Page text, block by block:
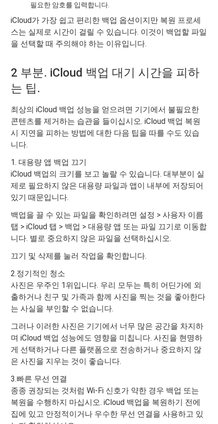
필요한 암호를 입력합니다.
iCloud가 가장 쉽고 편리한 백업 옵션이지만 복원 프로세
스는 실제로 시간이 걸릴 수 있습니다. 이것이 백업할 파일
을 선택할 때 주의해야 하는 이유입니다.
2 부분. iCloud 백업 대기 시간을 피하
는 팁.
최상의 iCloud 백업 성능을 얻으려면 기기에서 불필요한
콘텐츠를 제거하는 습관을 들이십시오. iCloud 백업 복원
시 지연을 피하는 방법에 대한 다음 팁을 따를 수도 있습
니다.
1. 대용량 앱 백업 끄기
iCloud 백업의 크기를 보고 놀랄 수 있습니다. 대부분이 실
제로 필요하지 않은 대용량 파일과 앱이 내부에 저장되어
있기 때문입니다.
백업을 끌 수 있는 파일을 확인하려면 설정 > 사용자 이름
탭 > iCloud 탭 > 백업 > 대용량 앱 또는 파일 끄기로 이동합
니다. 별로 중요하지 않은 파일을 선택하십시오.
끄기 및 삭제를 눌러 작업을 확인합니다.
2.정기적인 청소
사진은 우주인 1위입니다. 우리 모두는 특히 어딘가에 외
출하거나 친구 및 가족과 함께 사진을 찍는 것을 좋아한다
는 사실을 부인할 수 없습니다.
그러나 이러한 사진은 기기에서 너무 많은 공간을 차지하
며 iCloud 백업 성능에도 영향을 미칩니다. 사진을 현명하
게 선택하거나 다른 플랫폼으로 전송하거나 중요하지 않
은 사진을 지우는 것이 좋습니다.
3.빠른 무선 연결
종종 권장되는 것처럼 Wi-Fi 신호가 약한 경우 백업 또는
복원을 수행하지 마십시오. iCloud 백업을 복원하기 전에
집에 있고 안정적이거나 우수한 무선 연결을 사용하고 있